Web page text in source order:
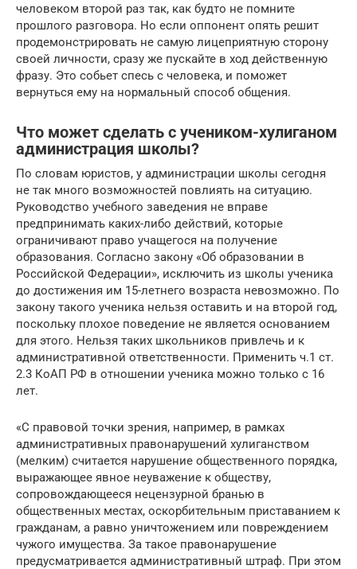
человеком второй раз так, как будто не помните
прошлого разговора. Но если оппонент опять решит
продемонстрировать не самую лицеприятную сторону
своей личности, сразу же пускайте в ход действенную
фразу. Это собьет спесь с человека, и поможет
вернуться ему на нормальный способ общения.
Что может сделать с учеником-хулиганом
администрация школы?
По словам юристов, у администрации школы сегодня
не так много возможностей повлиять на ситуацию.
Руководство учебного заведения не вправе
предпринимать каких-либо действий, которые
ограничивают право учащегося на получение
образования. Согласно закону «Об образовании в
Российской Федерации», исключить из школы ученика
до достижения им 15-летнего возраста невозможно. По
закону такого ученика нельзя оставить и на второй год,
поскольку плохое поведение не является основанием
для этого. Нельзя таких школьников привлечь и к
административной ответственности. Применить ч.1 ст.
2.3 КоАП РФ в отношении ученика можно только с 16
лет.
«С правовой точки зрения, например, в рамках
административных правонарушений хулиганством
(мелким) считается нарушение общественного порядка,
выражающее явное неуважение к обществу,
сопровождающееся нецензурной бранью в
общественных местах, оскорбительным приставанием к
гражданам, а равно уничтожением или повреждением
чужого имущества. За такое правонарушение
предусматривается административный штраф. При этом